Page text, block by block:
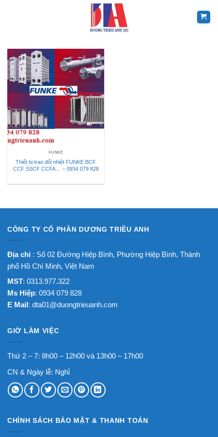
FUNKE
Thiết bị trao đổi nhiệt FUNKE BCF
CCF SSCF CCFA… – 0934 079 828
CÔNG TY CỔ PHẦN DƯƠNG TRIỀU ANH
Địa chỉ : Số 02 Đường Hiệp Bình, Phường Hiệp Bình, Thành
phố Hồ Chí Minh, Việt Nam
MST: 0313.977.322
Ms Hiệp: 0934 079 828
E Mail: dta01@duongtrieuanh.com
GIỜ LÀM VIỆC
Thứ 2 – 7: 8h00 – 12h00 và 13h00 – 17h00
CN & Ngày lễ: Nghỉ
CHÍNH SÁCH BẢO MẬT & THANH TOÁN